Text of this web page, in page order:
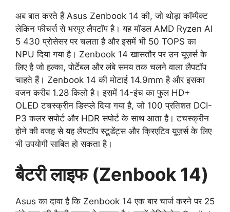
अब बात करते हैं Asus Zenbook 14 की, जो थोड़ा कॉम्पैक्ट
लेकिन फीचर्स से भरपूर लैपटॉप है। यह मॉडल AMD Ryzen AI
5 430 प्रोसेसर पर चलता है और इसमें भी 50 TOPS का
NPU दिया गया है। Zenbook 14 खासतौर पर उन यूज़र्स के
लिए है जो हल्का, पोर्टेबल और लंबे समय तक चलने वाला लैपटॉप
चाहते हैं। Zenbook 14 की मोटाई 14.9mm है और इसका
वजन करीब 1.28 किलो है। इसमें 14-इंच का फुल HD+
OLED टचस्क्रीन डिस्प्ले दिया गया है, जो 100 प्रतिशत DCI-
P3 कलर सपोर्ट और HDR सपोर्ट के साथ आता है। टचस्क्रीन
होने की वजह से यह लैपटॉप स्टूडेंट्स और क्रिएटिव यूज़र्स के लिए
भी उपयोगी साबित हो सकता है।
बैटरी लाइफ (Zenbook 14)
Asus का दावा है कि Zenbook 14 एक बार चार्ज करने पर 25